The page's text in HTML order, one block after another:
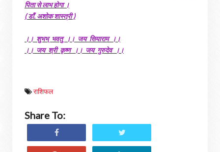
पिता से लाभ होगा ।
( डाँ. अशोक शास्त्री )
।। शुभभ् भवतु ।। जय सियाराम ।।
।। जय श्री कृष्ण ।। जय गुरुदेव ।।
राशिफल
Share To: